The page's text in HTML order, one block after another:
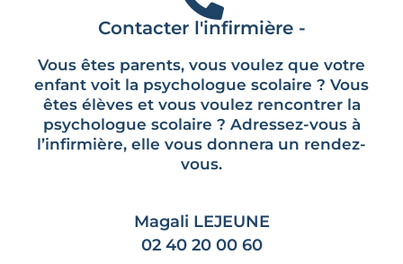
Contacter l'infirmière -
Vous êtes parents, vous voulez que votre
enfant voit la psychologue scolaire ? Vous
êtes élèves et vous voulez rencontrer la
psychologue scolaire ? Adressez-vous à
l’infirmière, elle vous donnera un rendez-
vous.
Magali LEJEUNE
02 40 20 00 60